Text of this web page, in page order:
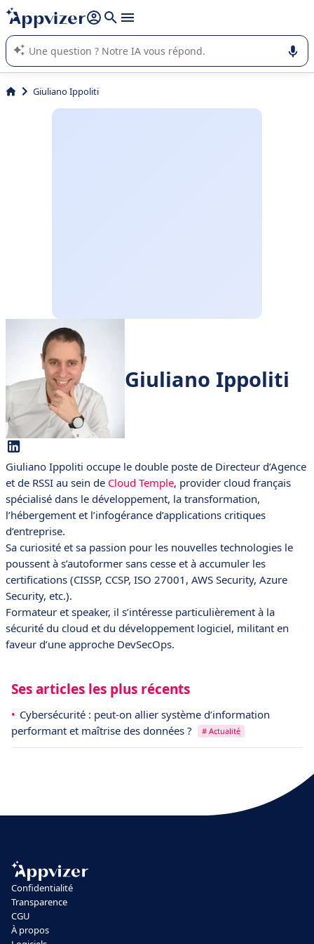
répondre (plusieurs lignes avec
L'IA de Appvizer vous guide dans l'utilisation ou la sélection de
logiciel SaaS en entreprise.
Giuliano Ippoliti
Giuliano Ippoliti
Giuliano Ippoliti occupe le double poste de Directeur d’Agence
et de RSSI au sein de Cloud Temple, provider cloud français
spécialisé dans le développement, la transformation,
l’hébergement et l’infogérance d’applications critiques
d’entreprise.
Sa curiosité et sa passion pour les nouvelles technologies le
poussent à s’autoformer sans cesse et à accumuler les
certifications (CISSP, CCSP, ISO 27001, AWS Security, Azure
Security, etc.).
Formateur et speaker, il s’intéresse particulièrement à la
sécurité du cloud et du développement logiciel, militant en
faveur d’une approche DevSecOps.
Ses articles les plus récents
Cybersécurité : peut-on allier système d’information
performant et maîtrise des données ?
# Actualité
Confidentialité
Transparence
CGU
À propos